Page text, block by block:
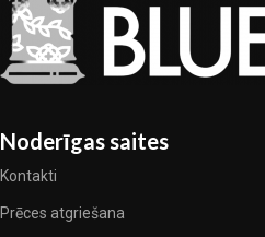
veļas katalogs: pieejamas gan
veļas.
Gultas veļas ražošana ir moderns
Gultas veļas ražotāji, kā arī citu
dizainieriskām prēcem, kuras
Noderīgas saites
Kontakti
Prēces atgriešana